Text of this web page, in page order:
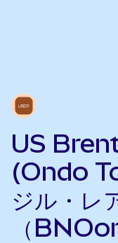
US
(Ondo
ジル・レ
（